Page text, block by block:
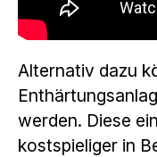
Alternativ dazu
werden. Diese
kostspieliger in